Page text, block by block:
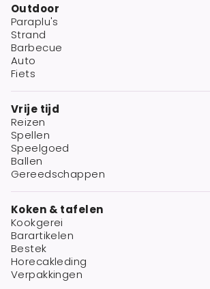
Outdoor
Paraplu's
Strand
Barbecue
Auto
Fiets
Vrije tijd
Reizen
Spellen
Speelgoed
Ballen
Gereedschappen
Koken & tafelen
Kookgerei
Barartikelen
Bestek
Horecakleding
Verpakkingen